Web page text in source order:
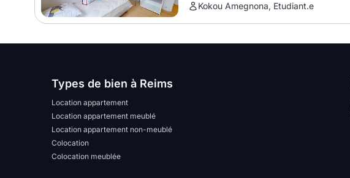
Kokou Amegnona, Etudiant.e
Types de bien à Reims
Location appartement
Location appartement meublé
Location appartement non-meublé
Colocation
Colocation meublée